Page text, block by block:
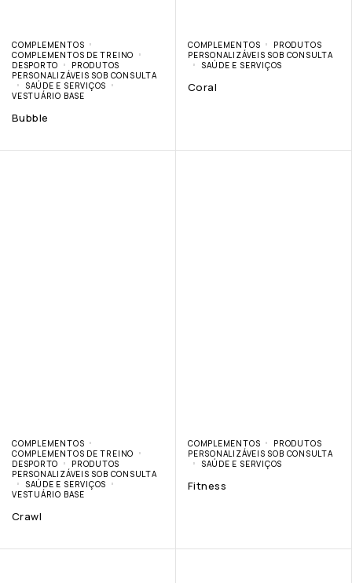
COMPLEMENTOS
COMPLEMENTOS DE TREINO
DESPORTO
PRODUTOS
PERSONALIZÁVEIS SOB CONSULTA
SAÚDE E SERVIÇOS
VESTUÁRIO BASE
Bubble
COMPLEMENTOS
PRODUTOS
PERSONALIZÁVEIS SOB CONSULTA
SAÚDE E SERVIÇOS
Coral
COMPLEMENTOS
COMPLEMENTOS DE TREINO
DESPORTO
PRODUTOS
PERSONALIZÁVEIS SOB CONSULTA
SAÚDE E SERVIÇOS
VESTUÁRIO BASE
Crawl
COMPLEMENTOS
PRODUTOS
PERSONALIZÁVEIS SOB CONSULTA
SAÚDE E SERVIÇOS
Fitness